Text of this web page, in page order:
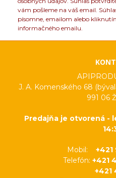
vám pošleme na váš email.
písomne, emailom alebo
informačného emailu.
J. A. Komenského 68
991 06
Predajňa je otvorená -
Mobil: +421
Telefón: +421
+421 47